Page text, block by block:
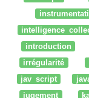
intelligence
introduction
irrégularité
jav script
jugement